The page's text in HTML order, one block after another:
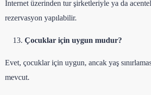
İnternet üzerinden tur şirketleriyle ya da
rezervasyon yapılabilir.
Çocuklar için uygun mudur?
Evet, çocuklar için uygun, ancak yaş
mevcut.